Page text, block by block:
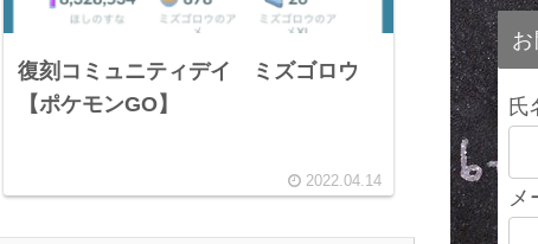
復刻コミュニティデイ ミズゴロウ
【ポケモンGO】
2022.04.14
氏
メ